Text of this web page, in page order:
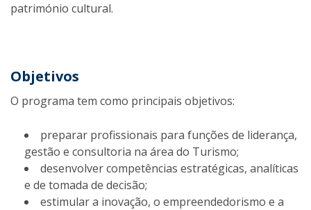
património cultural.
Objetivos
O programa tem como principais objetivos:
preparar profissionais para funções de liderança,
gestão e consultoria na área do Turismo;
desenvolver competências estratégicas, analíticas
e de tomada de decisão;
estimular a inovação, o empreendedorismo e a